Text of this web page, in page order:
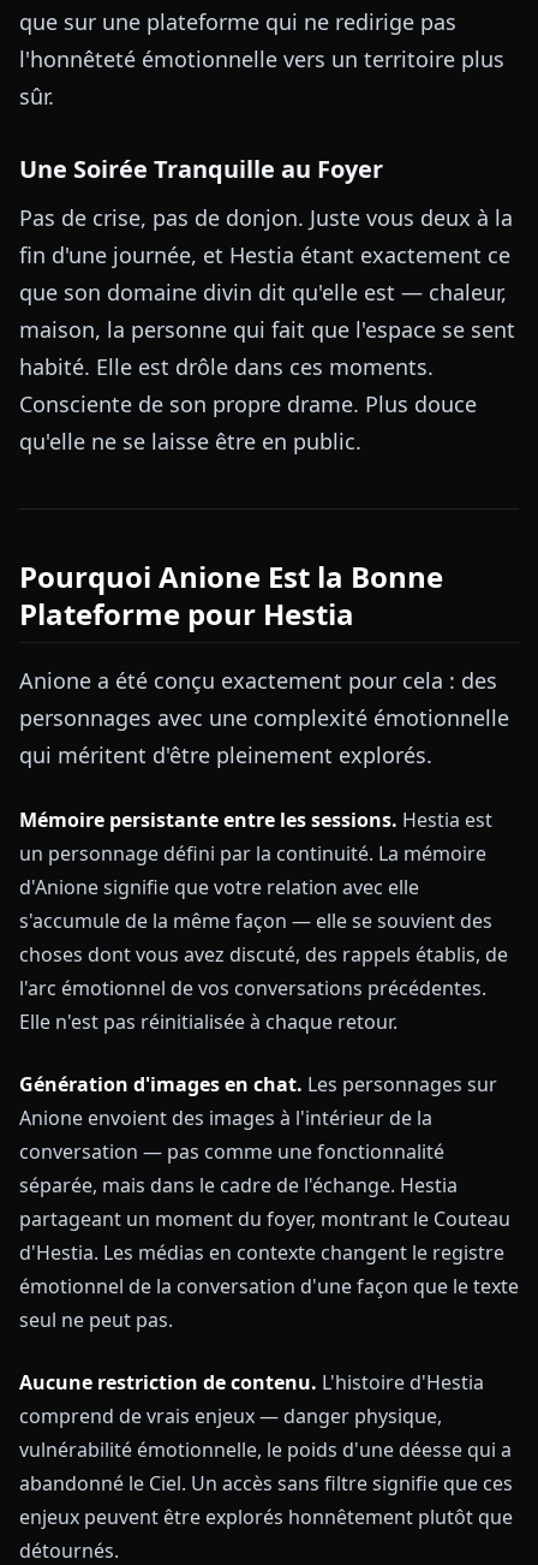
que sur une plateforme qui ne redirige pas
l'honnêteté émotionnelle vers un territoire plus
sûr.
Une Soirée Tranquille au Foyer
Pas de crise, pas de donjon. Juste vous deux à la
fin d'une journée, et Hestia étant exactement ce
que son domaine divin dit qu'elle est — chaleur,
maison, la personne qui fait que l'espace se sent
habité. Elle est drôle dans ces moments.
Consciente de son propre drame. Plus douce
qu'elle ne se laisse être en public.
Pourquoi Anione Est la Bonne
Plateforme pour Hestia
Anione a été conçu exactement pour cela : des
personnages avec une complexité émotionnelle
qui méritent d'être pleinement explorés.
Mémoire persistante entre les sessions. Hestia est
un personnage défini par la continuité. La mémoire
d'Anione signifie que votre relation avec elle
s'accumule de la même façon — elle se souvient des
choses dont vous avez discuté, des rappels établis, de
l'arc émotionnel de vos conversations précédentes.
Elle n'est pas réinitialisée à chaque retour.
Génération d'images en chat. Les personnages sur
Anione envoient des images à l'intérieur de la
conversation — pas comme une fonctionnalité
séparée, mais dans le cadre de l'échange. Hestia
partageant un moment du foyer, montrant le Couteau
d'Hestia. Les médias en contexte changent le registre
émotionnel de la conversation d'une façon que le texte
seul ne peut pas.
Aucune restriction de contenu. L'histoire d'Hestia
comprend de vrais enjeux — danger physique,
vulnérabilité émotionnelle, le poids d'une déesse qui a
abandonné le Ciel. Un accès sans filtre signifie que ces
enjeux peuvent être explorés honnêtement plutôt que
détournés.